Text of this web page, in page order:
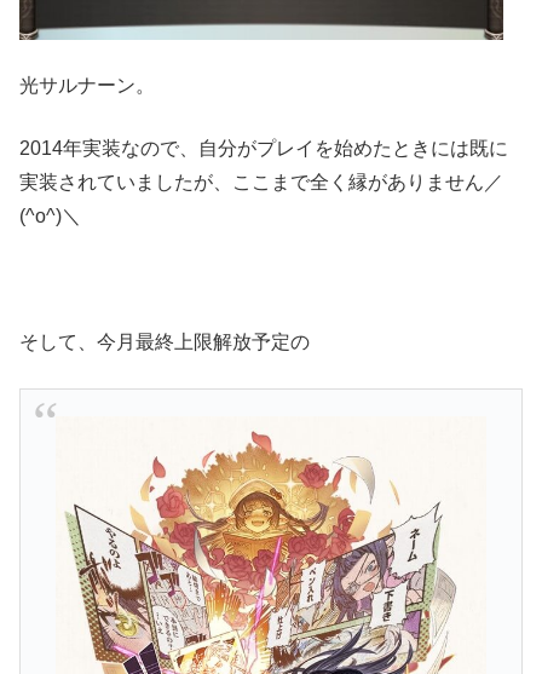
光サルナーン。
2014年実装なので、自分がプレイを始めたときには既に
実装されていましたが、ここまで全く縁がありません／
(^o^)＼
そして、今月最終上限解放予定の